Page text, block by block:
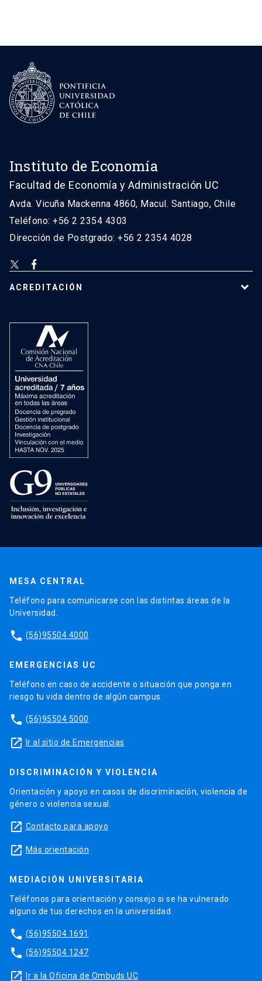
Instituto de Economía
Facultad de Economía y Administración UC
Avda. Vicuña Mackenna 4860, Macul. Santiago, Chile
Teléfono: +56 2 2354 4303
Dirección de Postgrado: +56 2 2354 4028
ACREDITACIÓN
MESA CENTRAL
Teléfono para comunicarse con las distintas áreas de la
Universidad.
phone (56)95504 4000
EMERGENCIAS UC
Teléfono en caso de accidente o situación que ponga en
riesgo tu vida dentro de algún campus.
phone (56)95504 5000
launch Ir al sitio de Emergencias
DISCRIMINACIÓN Y VIOLENCIA
Orientación y apoyo en casos de discriminación, violencia de
género o violencia sexual.
launch Contacto para apoyo
launch Más orientación
MEDIACIÓN UNIVERSITARIA
Teléfonos para orientación y consejo si se ha vulnerado
alguno de tus derechos en la universidad.
phone (56)95504 1691
phone (56)95504 1247
launch Ir a la Oficina de Ombuds UC